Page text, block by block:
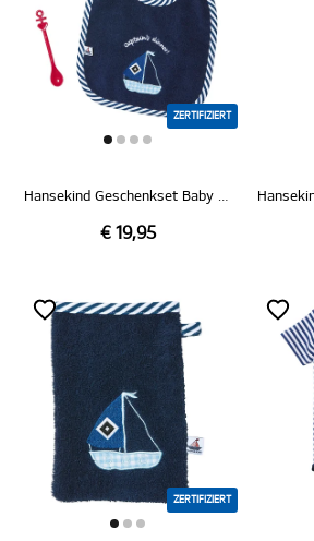
ZERTIFIZIERT
Hansekind Geschenkset Baby "Segelboot"
€ 19,95
ZERTIFIZIERT